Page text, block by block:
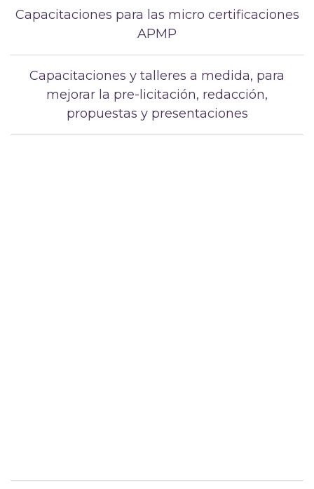
Capacitaciones para las micro certificaciones
APMP
Capacitaciones y talleres a medida, para
mejorar la pre-licitación, redacción,
propuestas y presentaciones